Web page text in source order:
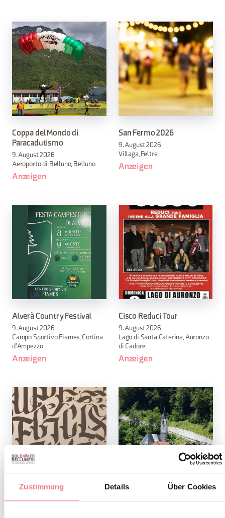
Zustimmung Details Über Cookies
Coppa del Mondo di
Paracadutismo
9. August 2026
Aeroporto di Belluno, Belluno
Anzeigen
San Fermo 2026
9. August 2026
Villaga, Feltre
Anzeigen
Alverà Country Festival
9. August 2026
Campo Sportivo Fiames, Cortina
d'Ampezzo
Anzeigen
Cisco Reduci Tour
9. August 2026
Lago di Santa Caterina, Auronzo
di Cadore
Anzeigen
Laboratorio di calligrafia